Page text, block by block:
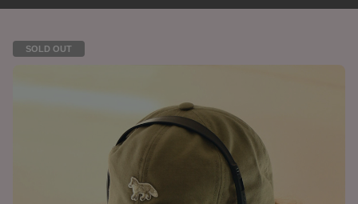
SOLD OUT